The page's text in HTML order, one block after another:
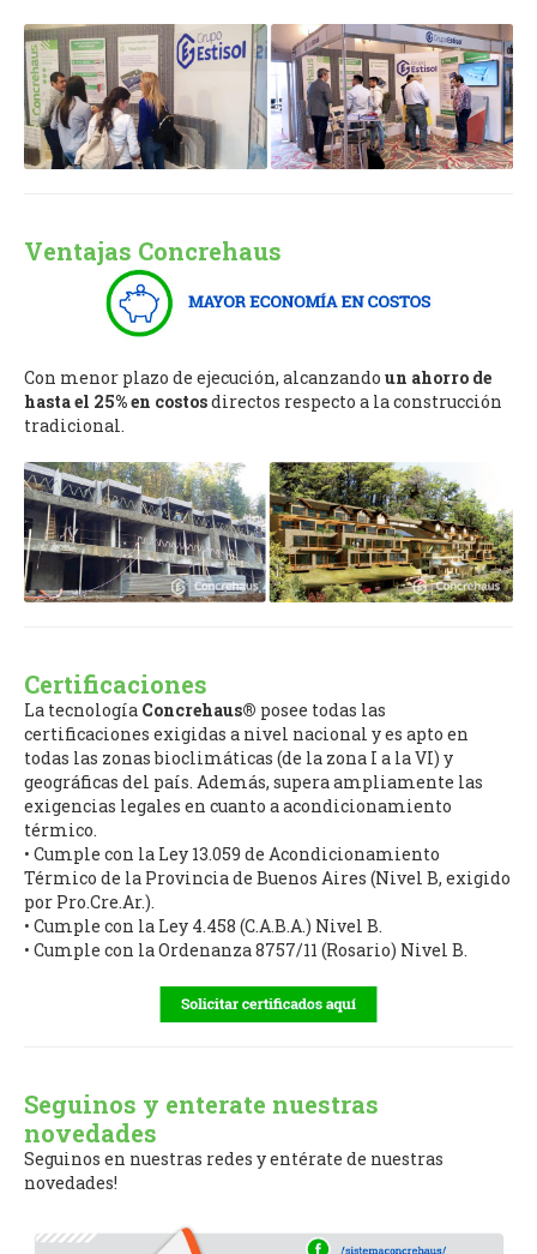
Ventajas Concrehaus
Con menor plazo de ejecución, alcanzando un ahorro de
hasta el 25% en costosdirectos respecto a la construcción
tradicional.
Certificaciones
La tecnología Concrehaus® posee todas las
certificaciones exigidas a nivel nacional y es apto en
todas las zonas bioclimáticas (de la zona I a la VI) y
geográficas del país. Además, supera ampliamente las
exigencias legales en cuanto a acondicionamiento
térmico.
• Cumple con la Ley 13.059 de Acondicionamiento
Térmico de la Provincia de Buenos Aires (Nivel B, exigido
por Pro.Cre.Ar.).
• Cumple con la Ley 4.458 (C.A.B.A.) Nivel B.
• Cumple con la Ordenanza 8757/11 (Rosario) Nivel B.
Seguinos y enterate nuestras
novedades
Seguinos en nuestras redes y entérate de nuestras
novedades!